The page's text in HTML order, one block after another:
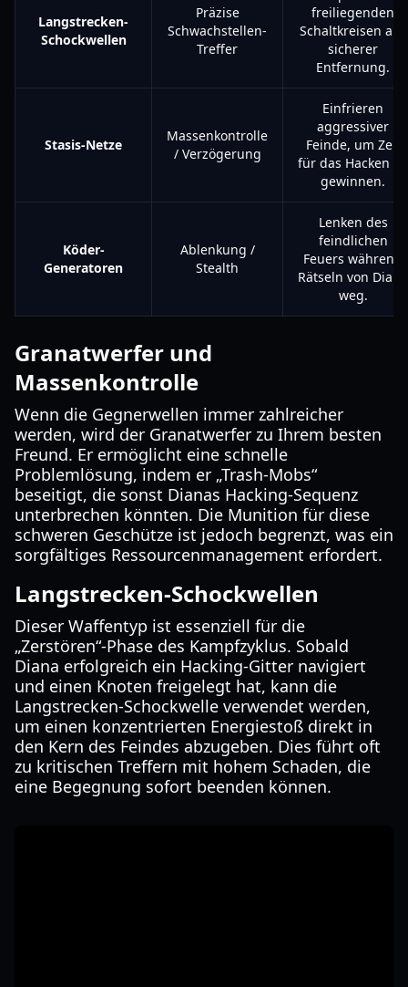
Langstrecken-
Schockwellen
Präzise
Schwachstellen-
Treffer
freiliegenden
Schaltkreisen aus
sicherer
Entfernung.
Stasis-Netze
Massenkontrolle
/ Verzögerung
Einfrieren
aggressiver
Feinde, um Zeit
für das Hacken zu
gewinnen.
Köder-
Generatoren
Ablenkung /
Stealth
Lenken des
feindlichen
Feuers während
Rätseln von Diana
weg.
Granatwerfer und
Massenkontrolle
Wenn die Gegnerwellen immer zahlreicher
werden, wird der Granatwerfer zu Ihrem besten
Freund. Er ermöglicht eine schnelle
Problemlösung, indem er „Trash-Mobs“
beseitigt, die sonst Dianas Hacking-Sequenz
unterbrechen könnten. Die Munition für diese
schweren Geschütze ist jedoch begrenzt, was ein
sorgfältiges Ressourcenmanagement erfordert.
Langstrecken-Schockwellen
Dieser Waffentyp ist essenziell für die
„Zerstören“-Phase des Kampfzyklus. Sobald
Diana erfolgreich ein Hacking-Gitter navigiert
und einen Knoten freigelegt hat, kann die
Langstrecken-Schockwelle verwendet werden,
um einen konzentrierten Energiestoß direkt in
den Kern des Feindes abzugeben. Dies führt oft
zu kritischen Treffern mit hohem Schaden, die
eine Begegnung sofort beenden können.